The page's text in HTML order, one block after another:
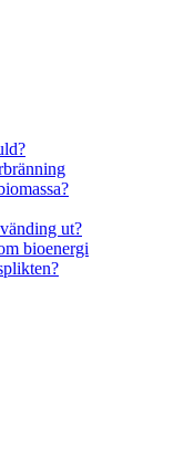
ut?
bioenergi